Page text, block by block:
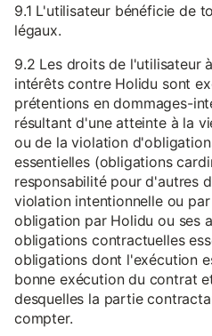
9.1 L'utilisateur bénéficie de
légaux.
9.2 Les droits de l'utilisateur
intérêts contre Holidu sont
prétentions en dommages-
résultant d'une atteinte à la
ou de la violation
essentielles (obligations
responsabilité pour d'autres
violation intentionnelle ou
obligation par Holidu ou ses
obligations contractuelles
obligations dont l'exécution
bonne exécution du contrat
desquelles la partie
compter.